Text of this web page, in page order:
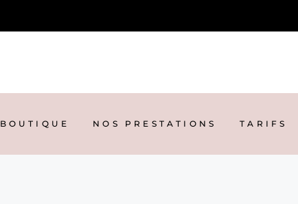
BOUTIQUE NOS PRESTATIONS TARIFS